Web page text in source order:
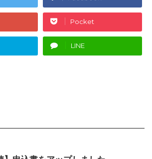
Pocket
LINE